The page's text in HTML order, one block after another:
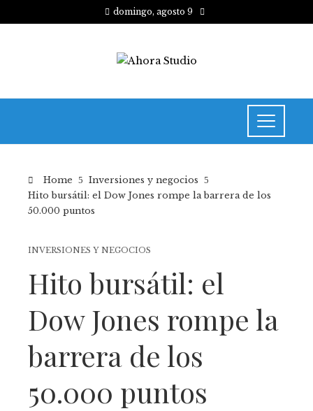
domingo, agosto 9
Home
Inversiones y negocios
Hito bursátil: el Dow Jones rompe la barrera de los
50.000 puntos
INVERSIONES Y NEGOCIOS
Hito bursátil: el
Dow Jones rompe la
barrera de los
50.000 puntos